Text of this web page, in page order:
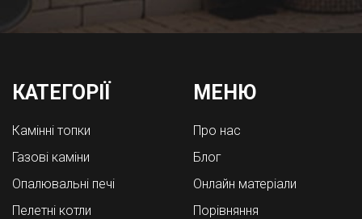
КАТЕГОРІЇ
Камінні топки
Газові каміни
Опалювальні печі
Пелетні котли
МЕНЮ
Про нас
Блог
Онлайн матеріали
Порівняння